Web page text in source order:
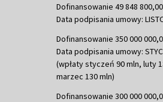
Dofinansowanie 49 848 800,00
Data podpisania umowy:
Dofinansowanie 350 000
Data podpisania umowy:
(wpłaty styczeń 90 mln, luty
marzec 130 mln)
Dofinansowanie 300 000